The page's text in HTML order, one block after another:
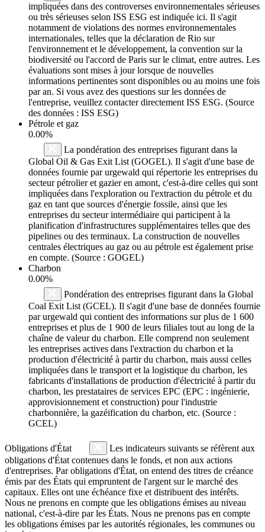
impliquées dans des controverses environnementales sérieuses
ou très sérieuses selon ISS ESG est indiquée ici. Il s'agit
notamment de violations des normes environnementales
internationales, telles que la déclaration de Rio sur
l'environnement et le développement, la convention sur la
biodiversité ou l'accord de Paris sur le climat, entre autres. Les
évaluations sont mises à jour lorsque de nouvelles
informations pertinentes sont disponibles ou au moins une fois
par an. Si vous avez des questions sur les données de
l'entreprise, veuillez contacter directement ISS ESG. (Source
des données : ISS ESG)
Pétrole et gaz
0.00%
La pondération des entreprises figurant dans la
Global Oil & Gas Exit List (GOGEL). Il s'agit d'une base de
données fournie par urgewald qui répertorie les entreprises du
secteur pétrolier et gazier en amont, c'est-à-dire celles qui sont
impliquées dans l'exploration ou l'extraction du pétrole et du
gaz en tant que sources d'énergie fossile, ainsi que les
entreprises du secteur intermédiaire qui participent à la
planification d'infrastructures supplémentaires telles que des
pipelines ou des terminaux. La construction de nouvelles
centrales électriques au gaz ou au pétrole est également prise
en compte. (Source : GOGEL)
Charbon
0.00%
Pondération des entreprises figurant dans la Global
Coal Exit List (GCEL). Il s'agit d'une base de données fournie
par urgewald qui contient des informations sur plus de 1 600
entreprises et plus de 1 900 de leurs filiales tout au long de la
chaîne de valeur du charbon. Elle comprend non seulement
les entreprises actives dans l'extraction du charbon et la
production d'électricité à partir du charbon, mais aussi celles
impliquées dans le transport et la logistique du charbon, les
fabricants d'installations de production d'électricité à partir du
charbon, les prestataires de services EPC (EPC : ingénierie,
approvisionnement et construction) pour l'industrie
charbonnière, la gazéification du charbon, etc. (Source :
GCEL)
Obligations d'État
Les indicateurs suivants se réfèrent aux
obligations d'État contenues dans le fonds, et non aux actions
d'entreprises. Par obligations d'État, on entend des titres de créance
émis par des États qui empruntent de l'argent sur le marché des
capitaux. Elles ont une échéance fixe et distribuent des intérêts.
Nous ne prenons en compte que les obligations émises au niveau
national, c'est-à-dire par les États. Nous ne prenons pas en compte
les obligations émises par les autorités régionales, les communes ou